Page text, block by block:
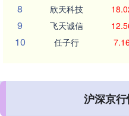
8 欣天科技
9 飞天诚信
10 任子行
沪深京